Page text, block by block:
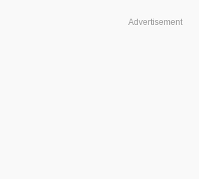
Advertisement